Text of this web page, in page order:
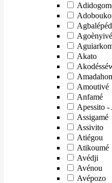
Agoènyivé
Akato
Amoutivé
Anfamé
Apessito -
Assigamé
Assivito
Atiégou
Atikoumé
Avédji
Avénou
Avépozo